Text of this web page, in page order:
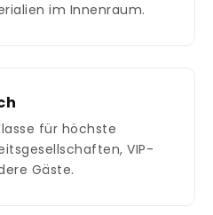
im Innenraum.
für höchste
VIP-
Gäste.